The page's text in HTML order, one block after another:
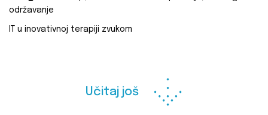
održavanje
IT u inovativnoj terapiji zvukom
Učitaj još